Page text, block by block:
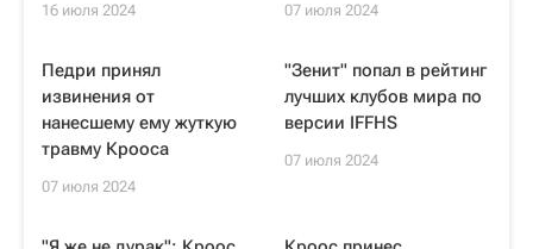
16 июля 2024 07 июля 2024
Педри принял
извинения от
нанесшему ему жуткую
травму Крооса
07 июля 2024
"Зенит" попал в рейтинг
лучших клубов мира по
версии IFFHS
07 июля 2024